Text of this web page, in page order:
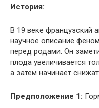
История:
В 19 веке французский
научное описание
перед родами. Он
плода увеличивается
а затем начинает
Предположение 1: